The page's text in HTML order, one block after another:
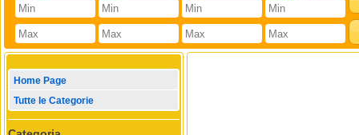
Home Page
Tutte le Categorie